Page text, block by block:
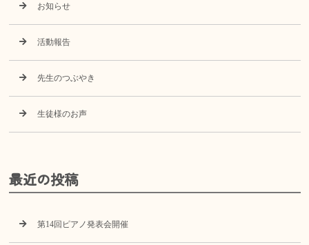
お知らせ
活動報告
先生のつぶやき
生徒様のお声
最近の投稿
第14回ピアノ発表会開催